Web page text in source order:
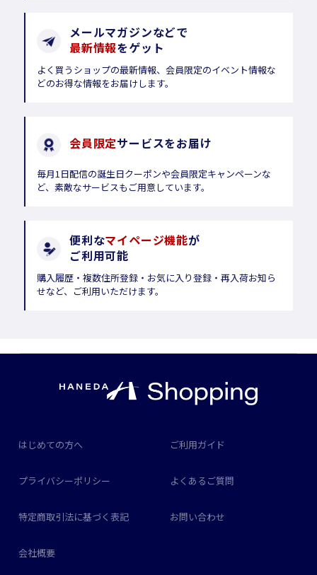
メールマガジンなどで
最新情報をゲット
よく買うショップの最新情報、会員限定のイベント情報な
どのお得な情報をお届けします。
会員限定サービスをお届け
毎月1日配信の誕生日クーポンや会員限定キャンペーンな
ど、素敵なサービスもご用意しています。
便利なマイページ機能が
ご利用可能
購入履歴・複数住所登録・お気に入り登録・再入荷お知ら
せなど、ご利用いただけます。
はじめての方へ ご利用ガイド
プライバシーポリシー よくあるご質問
特定商取引法に基づく表記 お問い合わせ
会社概要